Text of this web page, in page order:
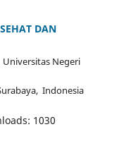
DAN
Universitas Negeri
Indonesia
1030